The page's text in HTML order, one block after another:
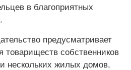
в благоприятных
предусматривает
товариществ собственников
нескольких жилых домов,